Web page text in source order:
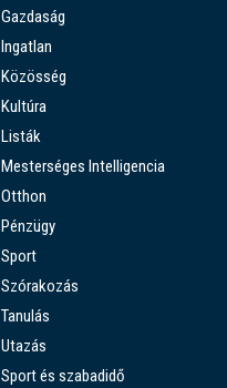
Gazdaság
Ingatlan
Közösség
Kultúra
Listák
Mesterséges Intelligencia
Otthon
Pénzügy
Sport
Szórakozás
Tanulás
Utazás
Sport és szabadidő